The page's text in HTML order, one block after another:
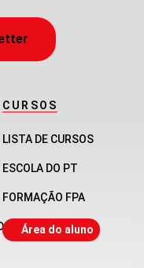
CURSOS
LISTA DE CURSOS
ESCOLA DO PT
FORMAÇÃO FPA
Área do aluno